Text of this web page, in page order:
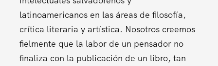
latinoamericanos en las áreas de filosofía,
crítica literaria y artística. Nosotros creemos
fielmente que la labor de un pensador no
finaliza con la publicación de un libro, tan